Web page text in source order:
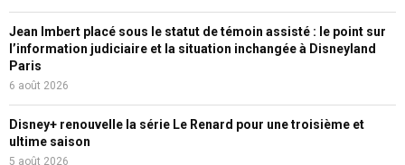
Jean Imbert placé sous le statut de témoin assisté : le point sur
l’information judiciaire et la situation inchangée à Disneyland
Paris
6 août 2026
Disney+ renouvelle la série Le Renard pour une troisième et
ultime saison
5 août 2026